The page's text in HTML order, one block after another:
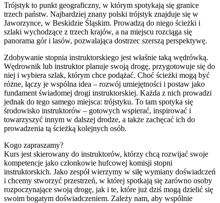
Trójstyk to punkt geograficzny, w którym spotykają się granice
trzech państw. Najbardziej znany polski trójstyk znajduje się w
Jaworzynce, w Beskidzie Śląskim. Prowadzą do niego ścieżki i
szlaki wychodzące z trzech krajów, a na miejscu rozciąga się
panorama gór i lasów, pozwalająca dostrzec szerszą perspektywę.
Zdobywanie stopnia instruktorskiego jest właśnie taką wędrówką.
Wędrownik lub instruktor planuje swoją drogę, przygotowuje się do
niej i wybiera szlak, którym chce podążać. Choć ścieżki mogą być
różne, łączy je wspólna idea – rozwój umiejętności i postaw jako
fundament świadomej drogi instruktorskiej. Każda z nich prowadzi
jednak do tego samego miejsca: trójstyku. To tam spotyka się
środowisko instruktorów – gotowych wspierać, inspirować i
towarzyszyć innym w dalszej drodze, a także zachęcać ich do
prowadzenia tą ścieżką kolejnych osób.
Kogo zapraszamy?
Kurs jest skierowany do instruktorów, którzy chcą rozwijać swoje
kompetencje jako członkowie hufcowej komisji stopni
instruktorskich. Jako zespół wierzymy w siłę wymiany doświadczeń
i chcemy stworzyć przestrzeń, w której spotkają się zarówno osoby
rozpoczynające swoją drogę, jak i te, które już dziś mogą dzielić się
swoim bogatym doświadczeniem. Zależy nam, aby wspólnie